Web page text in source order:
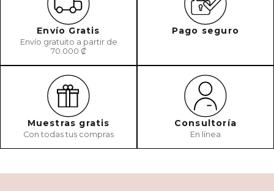
Envío Gratis
Envío gratuito a partir de
70.000 ₡
Pago seguro
Muestras gratis
Con todas tus compras
Consultoría
En línea